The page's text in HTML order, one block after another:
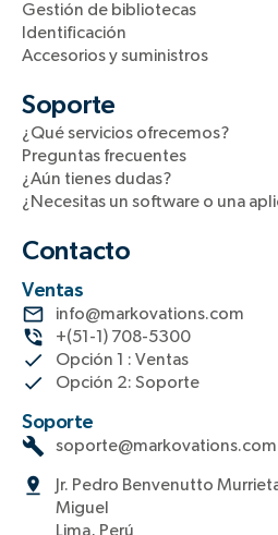
Gestión de bibliotecas
Identificación
Accesorios y suministros
Soporte
¿Qué servicios ofrecemos?
Preguntas frecuentes
¿Aún tienes dudas?
¿Necesitas un software o una
Contacto
Ventas
info@markovations.com
+(51-1) 708-5300
Opción 1 : Ventas
Opción 2: Soporte
Soporte
soporte@markovations.com
Jr. Pedro Benvenutto
Miguel
Lima, Perú